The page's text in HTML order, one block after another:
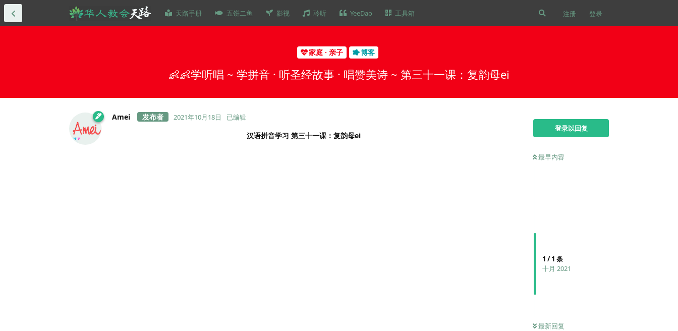
天路手册 五饼二鱼 影视 聆听 YeeDao 工具箱 注册 登录
家庭 · 亲子 博客
👶👶学听唱 ~ 学拼音 · 听圣经故事 · 唱赞美诗 ~ 第三十一课：复韵母ei
登录以回复
最早内容
1 /1 条
十月 2021
最新回复
Amei 2021年10月18日 已编辑
汉语拼音学习 第三十一课：复韵母ei